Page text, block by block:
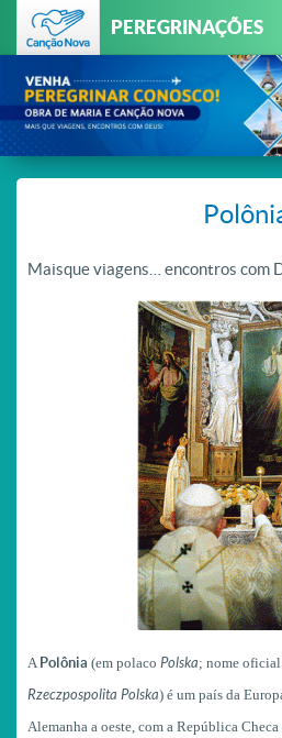
PEREGRINAÇÕES
Maisque viagens… encontros com
A Polônia (em polaco Polska; nome oficial
Rzeczpospolita Polska) é um país da
Alemanha a oeste, com a República